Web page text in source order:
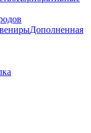
Дополненная